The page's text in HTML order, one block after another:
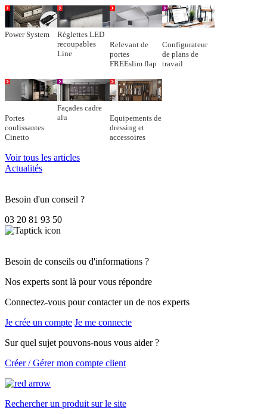
Power System
Réglettes LED
recoupables
Line
Relevant de
portes
FREEslim flap
Configurateur
de plans de
travail
Portes
coulissantes
Cinetto
Façades cadre
alu
Equipements de
dressing et
accessoires
Voir tous les articles
Actualités
Besoin d'un conseil ?
03 20 81 93 50
Besoin de conseils ou d'informations ?
Nos experts sont là pour vous répondre
Connectez-vous pour contacter un de nos experts
Je crée un compte Je me connecte
Sur quel sujet pouvons-nous vous aider ?
Créer / Gérer mon compte client
Rechercher un produit sur le site